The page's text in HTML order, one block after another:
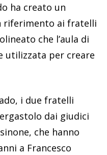
ha creato un
riferimento ai fratelli
che l’aula di
utilizzata per creare
i due fratelli
dai giudici
che hanno
a Francesco